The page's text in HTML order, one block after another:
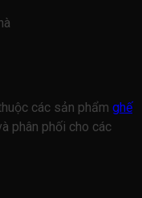
các sản phẩm ghế
phân phối cho các